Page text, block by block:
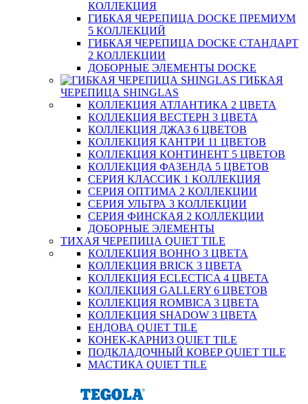
КОЛЛЕКЦИЯ
ГИБКАЯ ЧЕРЕПИЦА DOCKE ПРЕМИУМ
5 КОЛЛЕКЦИЙ
ГИБКАЯ ЧЕРЕПИЦА DOCKE СТАНДАРТ
2 КОЛЛЕКЦИИ
ДОБОРНЫЕ ЭЛЕМЕНТЫ DOCKE
ГИБКАЯ
ЧЕРЕПИЦА SHINGLAS
КОЛЛЕКЦИЯ АТЛАНТИКА 2 ЦВЕТА
КОЛЛЕКЦИЯ ВЕСТЕРН 3 ЦВЕТА
КОЛЛЕКЦИЯ ДЖАЗ 6 ЦВЕТОВ
КОЛЛЕКЦИЯ КАНТРИ 11 ЦВЕТОВ
КОЛЛЕКЦИЯ КОНТИНЕНТ 5 ЦВЕТОВ
КОЛЛЕКЦИЯ ФАЗЕНДА 5 ЦВЕТОВ
СЕРИЯ КЛАССИК 1 КОЛЛЕКЦИЯ
СЕРИЯ ОПТИМА 2 КОЛЛЕКЦИИ
СЕРИЯ УЛЬТРА 3 КОЛЛЕКЦИИ
СЕРИЯ ФИНСКАЯ 2 КОЛЛЕКЦИИ
ДОБОРНЫЕ ЭЛЕМЕНТЫ
ТИХАЯ ЧЕРЕПИЦА QUIET TILE
КОЛЛЕКЦИЯ BOHHO 3 ЦВЕТА
КОЛЛЕКЦИЯ BRICK 3 ЦВЕТА
КОЛЛЕКЦИЯ ECLECTICA 4 ЦВЕТА
КОЛЛЕКЦИЯ GALLERY 6 ЦВЕТОВ
КОЛЛЕКЦИЯ ROMBICA 3 ЦВЕТА
КОЛЛЕКЦИЯ SHADOW 3 ЦВЕТА
ЕНДОВА QUIET TILE
КОНЕК-КАРНИЗ QUIET TILE
ПОДКЛАДОЧНЫЙ КОВЕР QUIET TILE
МАСТИКА QUIET TILE